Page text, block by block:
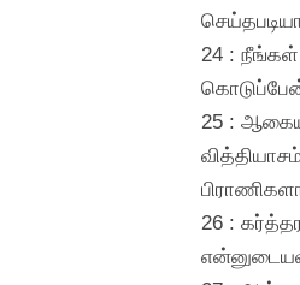
24 :
25 :
26 :